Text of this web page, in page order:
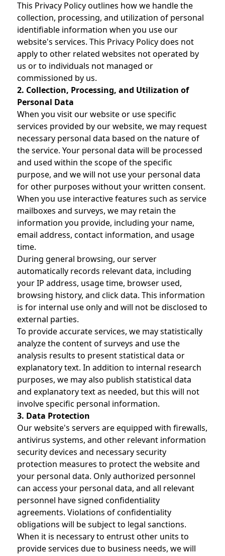
This Privacy Policy outlines how we handle the
collection, processing, and utilization of personal
identifiable information when you use our
website's services. This Privacy Policy does not
apply to other related websites not operated by
us or to individuals not managed or
commissioned by us.
2. Collection, Processing, and Utilization of
Personal Data
When you visit our website or use specific
services provided by our website, we may request
necessary personal data based on the nature of
the service. Your personal data will be processed
and used within the scope of the specific
purpose, and we will not use your personal data
for other purposes without your written consent.
When you use interactive features such as service
mailboxes and surveys, we may retain the
information you provide, including your name,
email address, contact information, and usage
time.
During general browsing, our server
automatically records relevant data, including
your IP address, usage time, browser used,
browsing history, and click data. This information
is for internal use only and will not be disclosed to
external parties.
To provide accurate services, we may statistically
analyze the content of surveys and use the
analysis results to present statistical data or
explanatory text. In addition to internal research
purposes, we may also publish statistical data
and explanatory text as needed, but this will not
involve specific personal information.
3. Data Protection
Our website's servers are equipped with firewalls,
antivirus systems, and other relevant information
security devices and necessary security
protection measures to protect the website and
your personal data. Only authorized personnel
can access your personal data, and all relevant
personnel have signed confidentiality
agreements. Violations of confidentiality
obligations will be subject to legal sanctions.
When it is necessary to entrust other units to
provide services due to business needs, we will